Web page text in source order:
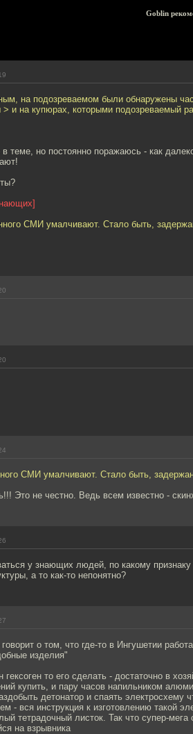
Goblin
на подозреваемом были обнаружены
и на купюрах, которыми подозреваемый
в теме, но постоянно поражаюсь - как
СМИ умалчивают. Стало быть,
СМИ умалчивают. Стало быть,
Это не честно. Ведь всем известно -
у знающих людей, по какому
а то как-то непонятно?
о том, что где-то в Ингушетии
изделия"
то его сделать - достаточно в
купить, и пару часов напильником
детонатор и спаять электросхему
- вся инструкция к изготовлению такой
тетрадочный листок. Так что супер-
на взрывника